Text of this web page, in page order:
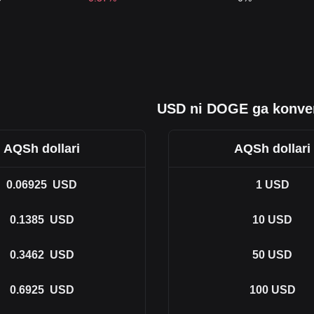
USD ni DOGE ga
AQSh dollari
0.06925 USD
0.1385 USD
0.3462 USD
0.6925 USD
AQSh dollari
1 USD
10 USD
50 USD
100 USD